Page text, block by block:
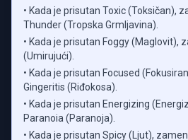
• Kada je prisutan Toxic (Toksičan),
Thunder (Tropska Grmljavina).
• Kada je prisutan Foggy (Maglovit),
(Umirujući).
• Kada je prisutan Focused
Gingeritis (Riđokosa).
• Kada je prisutan Energizing
Paranoia (Paranoja).
• Kada je prisutan Spicy (Ljut),